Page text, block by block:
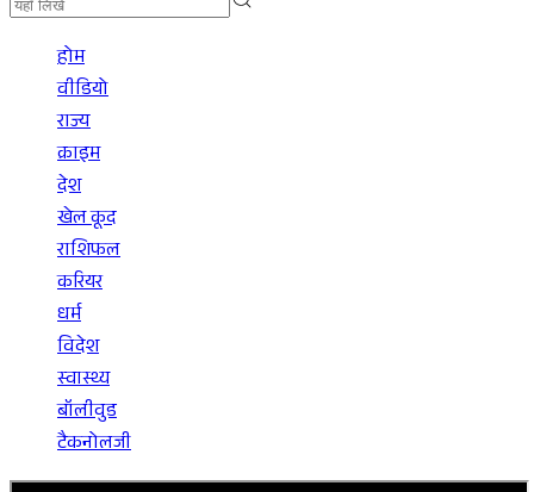
होम
वीडियो
राज्य
क्राइम
देश
खेल कूद
राशिफल
करियर
धर्म
विदेश
स्वास्थ्य
बॉलीवुड
टैकनोलजी